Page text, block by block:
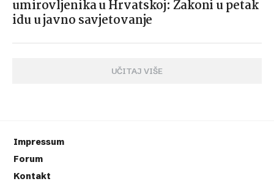
umirovljenika u Hrvatskoj: Zakoni u petak
idu u javno savjetovanje
UČITAJ VIŠE
Impressum
Forum
Kontakt